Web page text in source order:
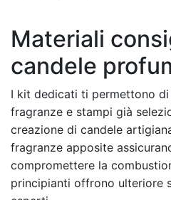
Materiali
candele
I kit dedicati ti permettono
fragranze e stampi già
creazione di candele
fragranze apposite
compromettere la
principianti offrono ulteriore